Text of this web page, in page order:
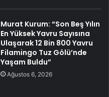
Murat Kurum: “Son Beş Yılın
En Yüksek Yavru Sayısına
Ulaşarak 12 Bin 800 Yavru
Filamingo Tuz Gölü’nde
Yaşam Buldu”
Ağustos 6, 2026